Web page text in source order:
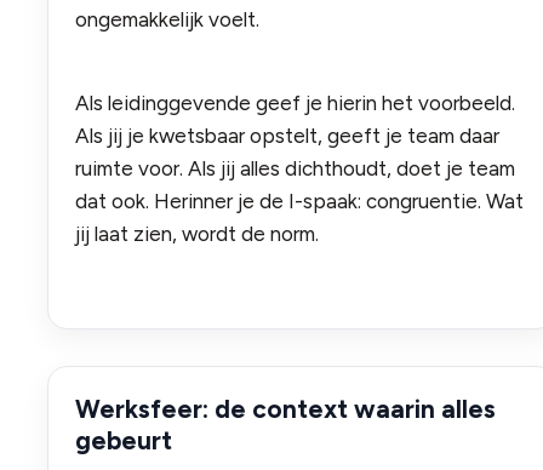
ongemakkelijk voelt.
Als leidinggevende geef je hierin het voorbeeld.
Als jij je kwetsbaar opstelt, geeft je team daar
ruimte voor. Als jij alles dichthoudt, doet je team
dat ook. Herinner je de I-spaak: congruentie. Wat
jij laat zien, wordt de norm.
Werksfeer: de context waarin alles
gebeurt